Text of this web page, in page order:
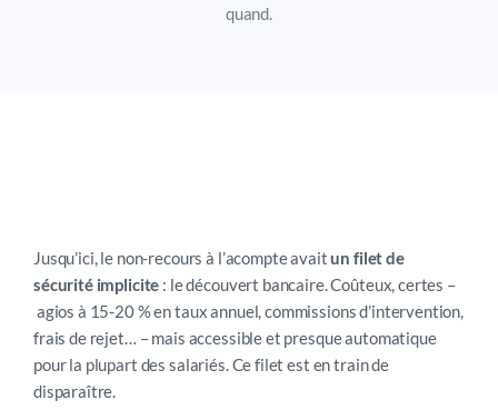
quand.
change la donne
Jusqu’ici, le non-recours à l’acompte avaitun filet de
sécurité implicite : le découvert bancaire. Coûteux, certes –
agios à 15-20 % en taux annuel, commissions d’intervention,
frais de rejet… –mais accessible et presque automatique
pour la plupart des salariés. Ce filet est en train de
disparaître.